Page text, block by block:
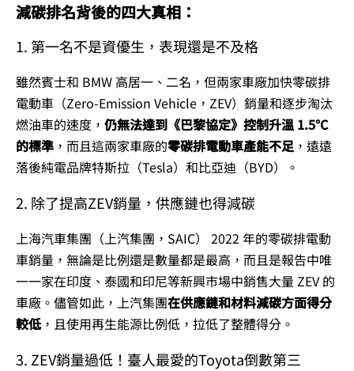
減碳排名背後的四大真相：
1. 第一名不是資優生，表現還是不及格
雖然賓士和 BMW 高居一、二名，但兩家車廠加快零碳排
電動車（Zero-Emission Vehicle，ZEV）銷量和逐步淘汰
燃油車的速度， 仍無法達到《巴黎協定》控制升溫 1.5°C
的標準 ，而且這兩家車廠的零碳排電動車產能不足，遠遠
落後純電品牌特斯拉（Tesla）和比亞迪（BYD）。
2. 除了提高ZEV銷量，供應鏈也得減碳
上海汽車集團（上汽集團，SAIC） 2022 年的零碳排電動
車銷量，無論是比例還是數量都是最高，而且是報告中唯
一一家在印度、泰國和印尼等新興市場中銷售大量 ZEV 的
車廠。儘管如此， 上汽集團在供應鏈和材料減碳方面得分
較低，且使用再生能源比例低，拉低了整體得分。
3. ZEV銷量過低！臺人最愛的Toyota倒數第三